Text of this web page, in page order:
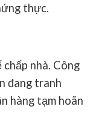
thực.
chấp nhà. Công
đang tranh
hàng tạm hoãn